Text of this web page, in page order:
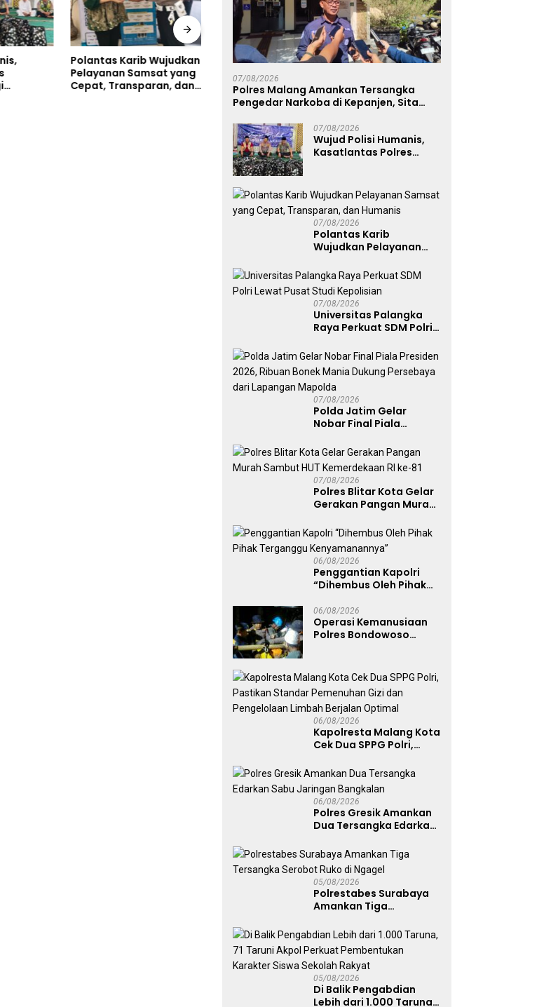
Polantas Karib Wujudkan
Pelayanan Samsat yang
Cepat, Transparan, dan
Universitas Palangka Raya
Perkuat SDM Polri Lewat
Pusat Studi Kepolisian
Polda Jatim Gelar Nobar
Ribuan Bonek Mania Dukung
Persebaya dari Lapangan
Mapolda
07/08/2026
Polres Malang Amankan Tersangka
Pengedar Narkoba di Kepanjen, Sita
07/08/2026
Wujud Polisi Humanis,
Kasatlantas Polres
Berkah di Masjid Syekh
Ahmad Ibrahim
07/08/2026
Polantas Karib
Wujudkan Pelayanan
Transparan, dan
Humanis
07/08/2026
Universitas Palangka
Raya Perkuat SDM Polri
Kepolisian
07/08/2026
Polda Jatim Gelar
Nobar Final Piala
Bonek Mania Dukung
Persebaya dari
Lapangan Mapolda
07/08/2026
Polres Blitar Kota Gelar
Gerakan Pangan Murah
Kemerdekaan RI ke-81
06/08/2026
Penggantian Kapolri
“Dihembus Oleh Pihak
Kenyamanannya”
06/08/2026
Operasi Kemanusiaan
Polres Bondowoso
Piramid
06/08/2026
Kapolresta Malang Kota
Cek Dua SPPG Polri,
Pemenuhan Gizi dan
Pengelolaan Limbah
Berjalan Optimal
06/08/2026
Polres Gresik Amankan
Dua Tersangka Edarkan
Bangkalan
05/08/2026
Polrestabes Surabaya
Amankan Tiga
Ruko di Ngagel
05/08/2026
Di Balik Pengabdian
Lebih dari 1.000 Taruna,